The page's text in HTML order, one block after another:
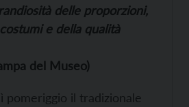
delle proporzioni,
e della qualità
del Museo)
pomeriggio il tradizionale